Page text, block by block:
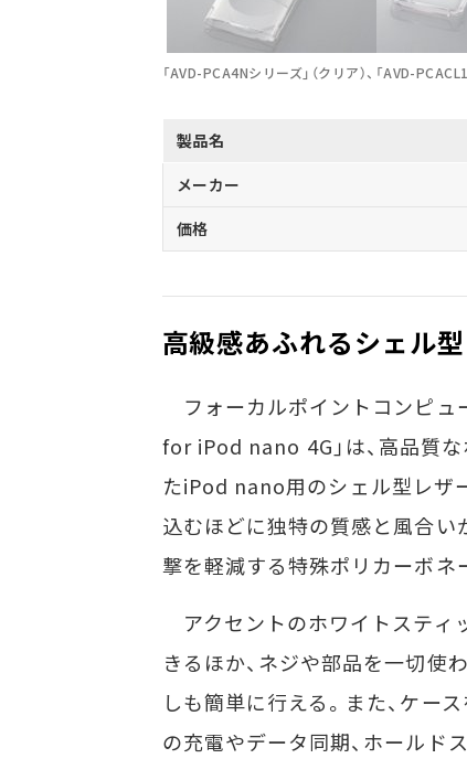
「AVD-PCA4Nシリーズ」（クリア）、「AVD-
製品名
メーカー
価格
高級感あふれるシェル
フォーカルポイントコンピュ
for iPod nano 4G」は、高品質な
たiPod nano用のシェル型レザ
込むほどに独特の質感と風合い
撃を軽減する特殊ポリカーボネ
アクセントのホワイトスティ
きるほか、ネジや部品を一切使
しも簡単に行える。また、ケー
の充電やデータ同期、ホールド